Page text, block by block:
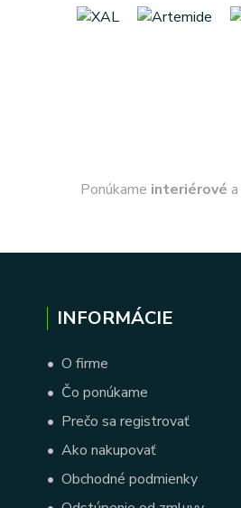
Ponúkame interiérové a
INFORMÁCIE
• O firme
• Čo ponúkame
• Prečo sa registrovať
• Ako nakupovať
• Obchodné podmienky